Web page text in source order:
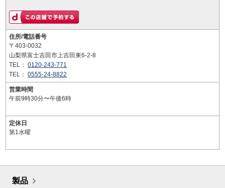
住所/電話番号
〒403-0032
山梨県富士吉田市上吉田東6-2-8
TEL： 0120-243-771
TEL： 0555-24-8822
営業時間
午前9時30分〜午後6時
定休日
第1水曜
製品